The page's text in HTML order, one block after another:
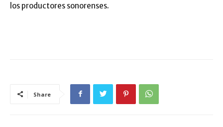
los productores sonorenses.
Share